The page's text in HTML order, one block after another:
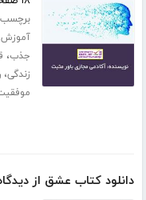
آموزش
جذب،
زندگی،
دانلود کتاب عشق از